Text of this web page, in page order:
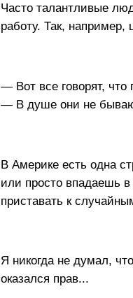
Часто талантливые
работу. Так,
— Вот все говорят, что
— В душе они не
В Америке есть одна
или просто впадаешь
приставать к
Я никогда не думал,
оказался прав...